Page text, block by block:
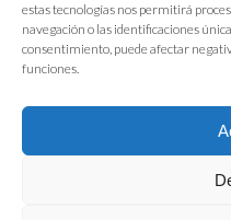
estas tecnologías nos permitirá
navegación o las identificaciones
consentimiento, puede afectar
funciones.